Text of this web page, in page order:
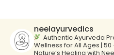
neelayurvedics
Authentic Ayurveda
Wellness for All Ages |
Nature’s Healing with